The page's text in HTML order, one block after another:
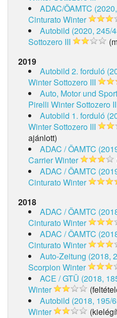
ADAC/ÖAMTC
Cinturato Winter
Autobild (2020, 245/
Sottozero III
2019
Autobild 2. forduló
Winter Sottozero III
Auto, Motor und
Pirelli Winter Sottozero
Autobild 1. forduló
Winter Sottozero III
ajánlott)
ADAC / ÖAMTC
Carrier Winter
ADAC / ÖAMTC
Cinturato Winter
2018
ADAC / ÖAMTC
Cinturato Winter
ADAC / ÖAMTC
Cinturato Winter
Auto-Zeitung (2018,
Scorpion Winter
ACE / GTÜ (2018,
Winter
Autobild (2018, 195/
Winter